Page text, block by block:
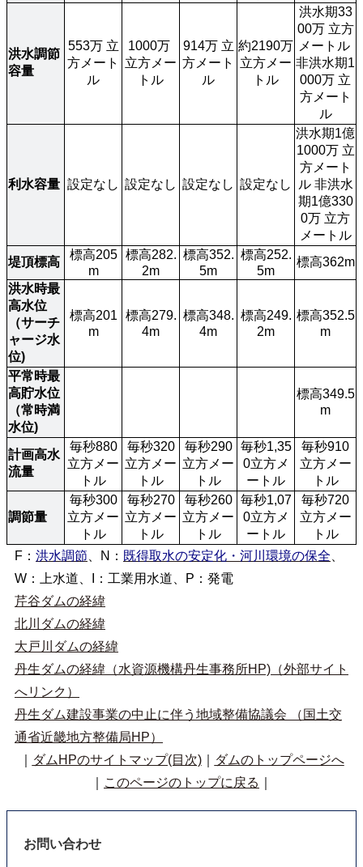
洪水調節
容量
553万 立
方メート
ル
1000万
立方メー
トル
914万 立
方メート
ル
約2190万
立方メー
トル
洪水期33
00万 立方
メートル
非洪水期1
000万 立
方メート
ル
利水容量 設定なし 設定なし 設定なし 設定なし
洪水期1億
1000万 立
方メート
ル 非洪水
期1億330
0万 立方
メートル
堤頂標高
標高205
m
標高282.
2m
標高352.
5m
標高252.
5m
標高362m
洪水時最
高水位
（サーチ
ャージ水
位)
標高201
m
標高279.
4m
標高348.
4m
標高249.
2m
標高352.5
m
平常時最
高貯水位
（常時満
水位)
標高349.5
m
計画高水
流量
毎秒880
立方メー
トル
毎秒320
立方メー
トル
毎秒290
立方メー
トル
毎秒1,35
0立方メ
ートル
毎秒910
立方メー
トル
調節量
毎秒300
立方メー
トル
毎秒270
立方メー
トル
毎秒260
立方メー
トル
毎秒1,07
0立方メ
ートル
毎秒720
立方メー
トル
F： 洪水調節 、N： 既得取水の安定化・河川環境の保全
W：上水道、I：工業用水道、P：発電
芹谷ダムの経緯
北川ダムの経緯
大戸川ダムの経緯
丹生ダムの経緯（水資源機構丹生事務所HP)（外部サイト
へリンク）
丹生ダム建設事業の中止に伴う地域整備協議会 （国土交
通省近畿地方整備局HP）
ダムHPのサイトマップ(目次)｜
ダムのトップページへ
このページのトップに戻る
お問い合わせ